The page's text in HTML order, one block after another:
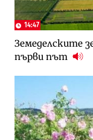
14:47
Земеделските
първи път